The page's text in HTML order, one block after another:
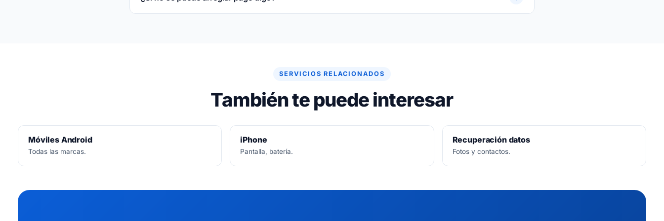
SERVICIOS RELACIONADOS
También te puede interesar
Móviles Android
Todas las marcas.
iPhone
Pantalla, batería.
Recuperación datos
Fotos y contactos.